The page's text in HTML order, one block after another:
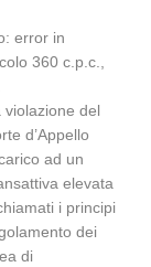
error in
360 c.p.c.,
del
d’Appello
ad un
elevata
i principi
dei
di